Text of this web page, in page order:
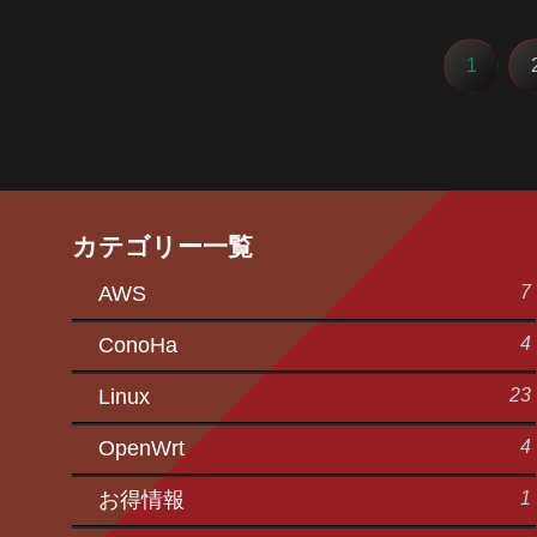
1
カテゴリー一覧
AWS 7
ConoHa 4
Linux 23
OpenWrt 4
お得情報 1